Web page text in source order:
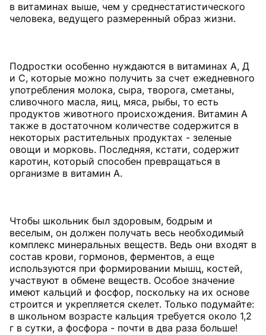
в витаминах выше, чем у среднестатистического
человека, ведущего размеренный образ жизни.
Подростки особенно нуждаются в витаминах А, Д
и С, которые можно получить за счет ежедневного
употребления молока, сыра, творога, сметаны,
сливочного масла, яиц, мяса, рыбы, то есть
продуктов животного происхождения. Витамин А
также в достаточном количестве содержится в
некоторых растительных продуктах - зеленые
овощи и морковь. Последняя, кстати, содержит
каротин, который способен превращаться в
организме в витамин А.
Чтобы школьник был здоровым, бодрым и
веселым, он должен получать весь необходимый
комплекс минеральных веществ. Ведь они входят в
состав крови, гормонов, ферментов, а еще
используются при формировании мышц, костей,
участвуют в обмене веществ. Особое значение
имеют кальций и фосфор, поскольку на их основе
строится и укрепляется скелет. Только подумайте:
в школьном возрасте кальция требуется около 1,2
г в сутки, а фосфора - почти в два раза больше!